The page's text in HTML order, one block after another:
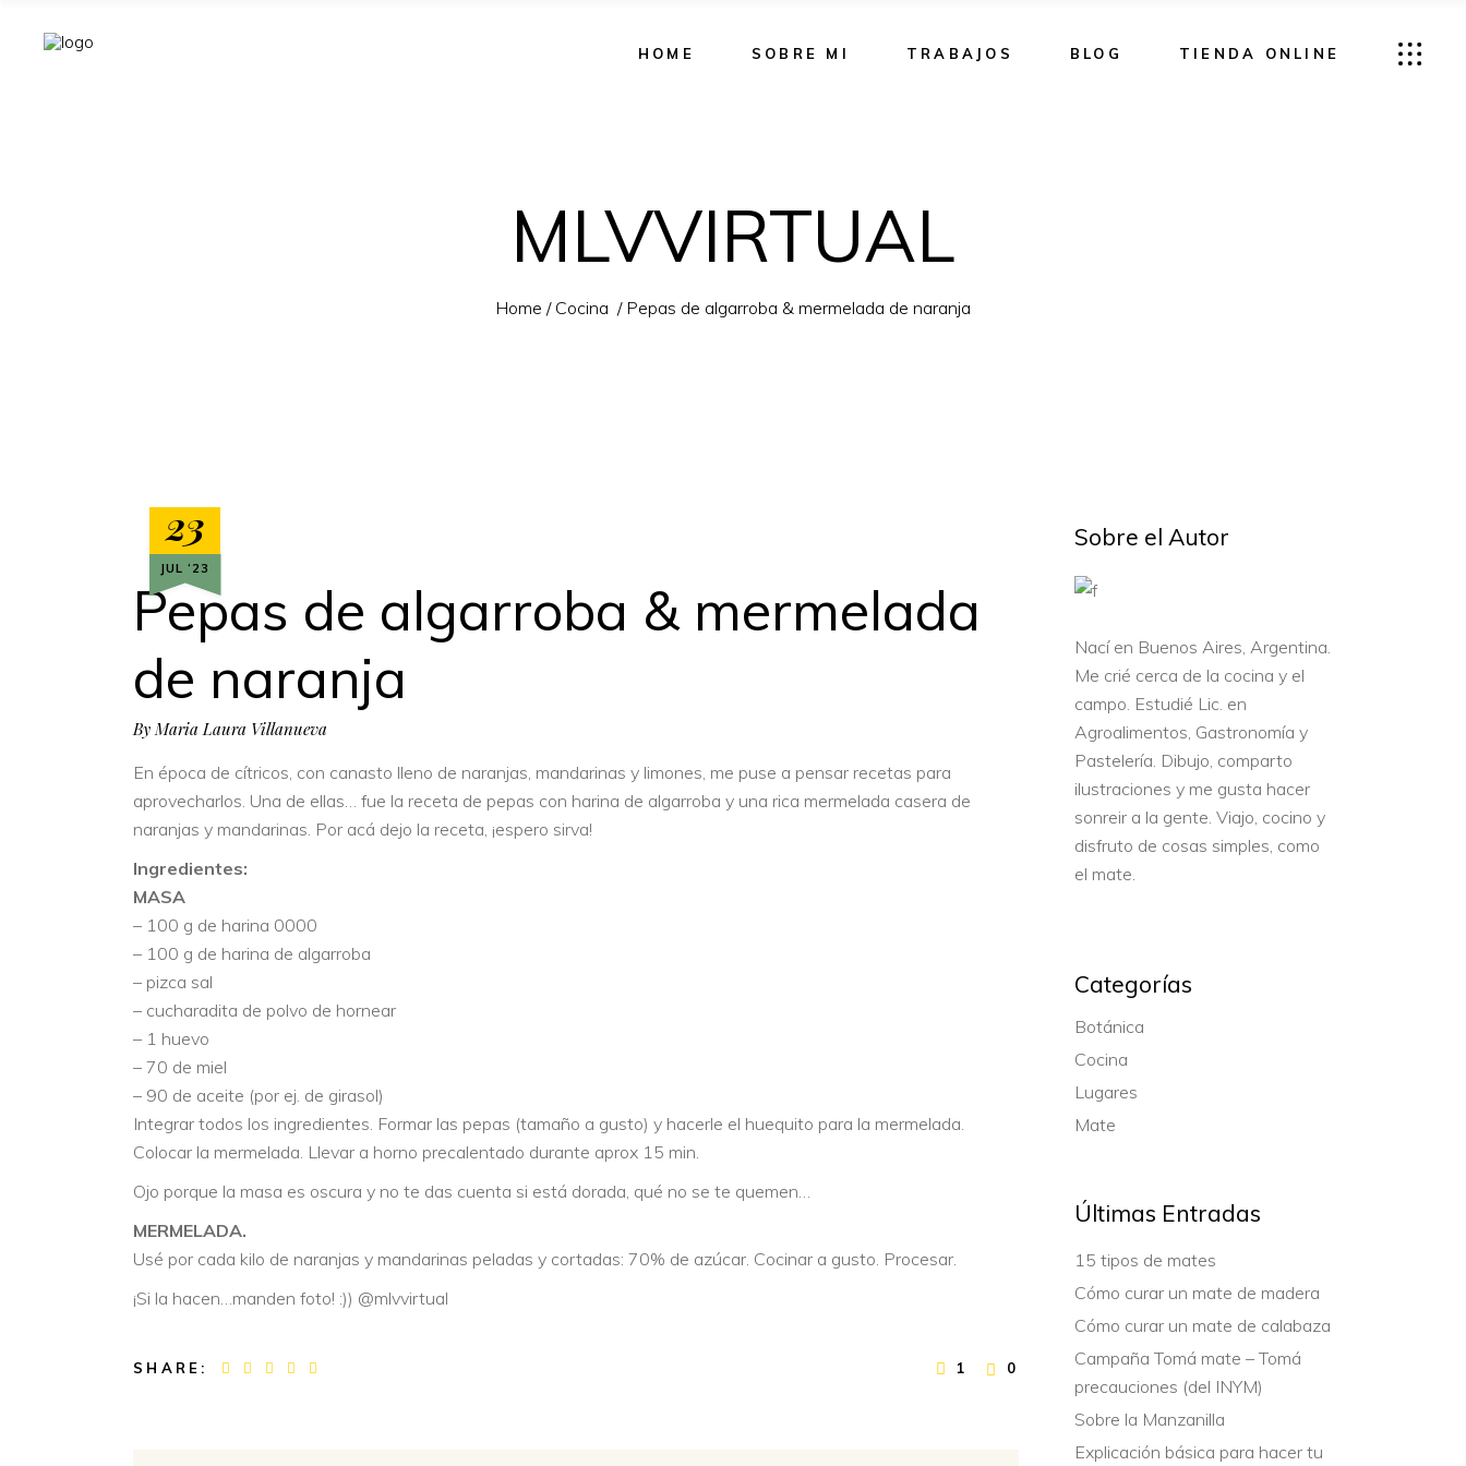
HOME SOBRE MI TRABAJOS BLOG TIENDA ONLINE
MLVVIRTUAL
Home / Cocina / Pepas de algarroba & mermelada de naranja
23
JUL ‘23
Pepas de algarroba & mermelada
de naranja
ByMaria Laura Villanueva
En época de cítricos, con canasto lleno de naranjas, mandarinas y limones, me puse a pensar recetas para
aprovecharlos. Una de ellas… fue la receta de pepas con harina de algarroba y una rica mermelada casera de
naranjas y mandarinas. Por acá dejo la receta, ¡espero sirva!
Ingredientes:
MASA
– 100 g de harina 0000
– 100 g de harina de algarroba
– pizca sal
– cucharadita de polvo de hornear
– 1 huevo
– 70 de miel
– 90 de aceite (por ej. de girasol)
Integrar todos los ingredientes. Formar las pepas (tamaño a gusto) y hacerle el huequito para la mermelada.
Colocar la mermelada. Llevar a horno precalentado durante aprox 15 min.
Ojo porque la masa es oscura y no te das cuenta si está dorada, qué no se te quemen…
MERMELADA.
Usé por cada kilo de naranjas y mandarinas peladas y cortadas: 70% de azúcar. Cocinar a gusto. Procesar.
¡Si la hacen…manden foto! :)) @mlvvirtual
SHARE: 1 0
Sobre el Autor
Nací en Buenos Aires, Argentina.
Me crié cerca de la cocina y el
campo. Estudié Lic. en
Agroalimentos, Gastronomía y
Pastelería. Dibujo, comparto
ilustraciones y me gusta hacer
sonreir a la gente. Viajo, cocino y
disfruto de cosas simples, como
el mate.
Categorías
Botánica
Cocina
Lugares
Mate
Últimas Entradas
15 tipos de mates
Cómo curar un mate de madera
Cómo curar un mate de calabaza
Campaña Tomá mate – Tomá
precauciones (del INYM)
Sobre la Manzanilla
Explicación básica para hacer tu